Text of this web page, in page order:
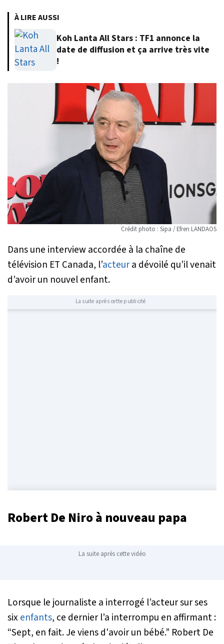
À LIRE AUSSI
Koh Lanta All Stars : TF1 annonce la
date de diffusion et ça arrive très vite
!
Crédit photo : Sipa / Efren LANDAOS
Dans une interview accordée à la chaîne de
télévision ET Canada, l’acteura dévoilé qu’il venait
d’avoir un nouvel enfant.
La suite après cette publicité
Robert De Niro à nouveau papa
La suite après cette vidéo
Lorsque le journaliste a interrogé l’acteur sur ses
six enfants, ce dernier l’a interrompu en affirmant :
“Sept, en fait. Je viens d'avoir un bébé.” Robert De